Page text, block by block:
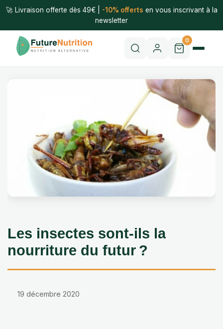
🚀 Livraison offerte dès 49€ | -10% offerts en vous inscrivant à la
newsletter
0
Les insectes sont-ils la
nourriture du futur ?
19 décembre 2020